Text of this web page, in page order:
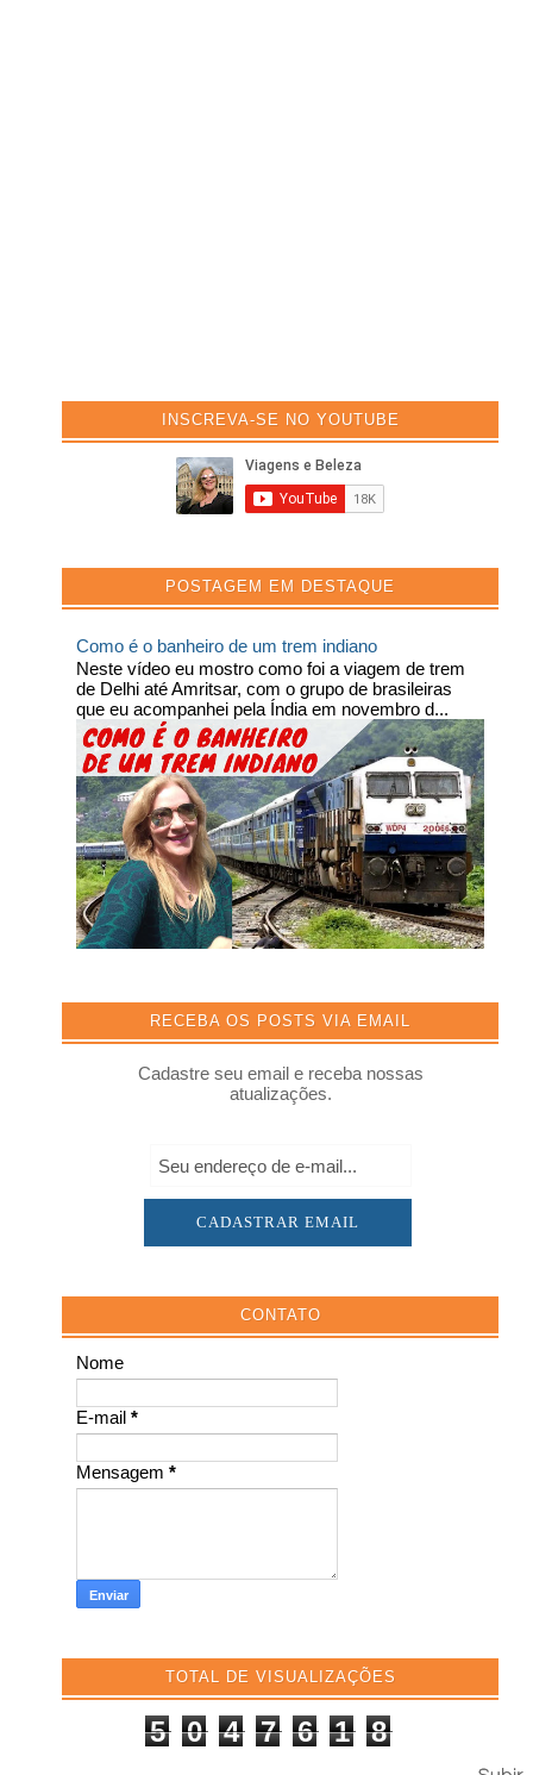
INSCREVA-SE NO YOUTUBE
POSTAGEM EM DESTAQUE
Como é o banheiro de um trem indiano
Neste vídeo eu mostro como foi a viagem de trem
de Delhi até Amritsar, com o grupo de brasileiras
que eu acompanhei pela Índia em novembro d...
RECEBA OS POSTS VIA EMAIL
Cadastre seu email e receba nossas
atualizações.
CONTATO
Nome
E-mail*
Mensagem*
TOTAL DE VISUALIZAÇÕES
5 0 4 7 6 1 8